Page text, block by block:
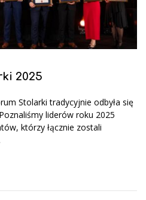
2025
Stolarki tradycyjnie odbyła się
liderów roku 2025
którzy łącznie zostali